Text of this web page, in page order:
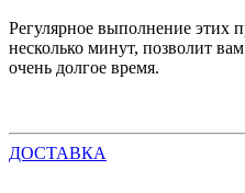
Регулярное выполнение этих
несколько минут, позволит
очень долгое время.
ДОСТАВКА